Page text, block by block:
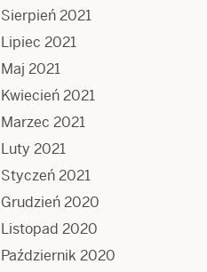
Sierpień 2021
Lipiec 2021
Maj 2021
Kwiecień 2021
Marzec 2021
Luty 2021
Styczeń 2021
Grudzień 2020
Listopad 2020
Październik 2020